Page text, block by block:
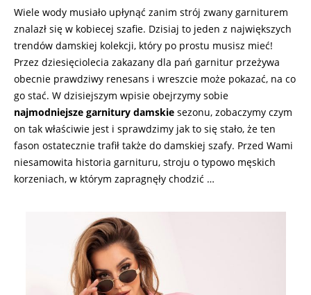
Wiele wody musiało upłynąć zanim strój zwany garniturem
znalazł się w kobiecej szafie. Dzisiaj to jeden z największych
trendów damskiej kolekcji, który po prostu musisz mieć!
Przez dziesięciolecia zakazany dla pań garnitur przeżywa
obecnie prawdziwy renesans i wreszcie może pokazać, na co
go stać. W dzisiejszym wpisie obejrzymy sobie
najmodniejsze garnitury damskie sezonu, zobaczymy czym
on tak właściwie jest i sprawdzimy jak to się stało, że ten
fason ostatecznie trafił także do damskiej szafy. Przed Wami
niesamowita historia garnituru, stroju o typowo męskich
korzeniach, w którym zapragnęły chodzić …